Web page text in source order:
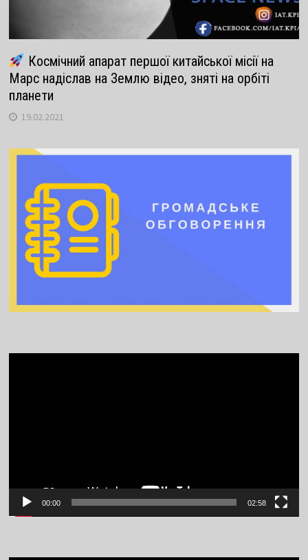
Космічний апарат першої китайської місії на
Марс надіслав на Землю відео, зняті на орбіті
планети
19.02.2021
00:00 02:58